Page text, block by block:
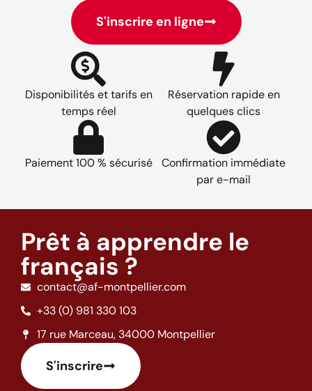
S'inscrire en ligne
Disponibilités et tarifs en
temps réel
Réservation rapide en
quelques clics
Paiement 100 % sécurisé
Confirmation immédiate
par e-mail
Prêt à apprendre le
français ?
contact@af-montpellier.com
+33 (0) 981 330 103
17 rue Marceau, 34000 Montpellier
S'inscrire